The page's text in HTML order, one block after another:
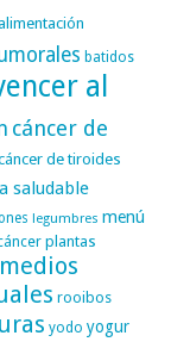
batidos
al
cáncer de
de tiroides
saludable
legumbres menú
plantas
rooibos
yodo yogur